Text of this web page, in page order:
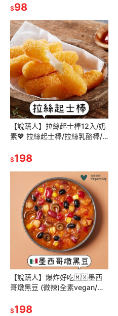
百頁/素之都野菜百頁/野菜百頁
$98
【說蔬人】拉絲起士棒12入/奶
素💖 拉絲起士棒/拉絲乳酪棒/
棒/酥脆起士棒/起司棒/乳酪
$198
【說蔬人】爆炸好吃🇲🇽墨西
哥燉黑豆 (微辣)全素vegan/
好廚veganhug
$198